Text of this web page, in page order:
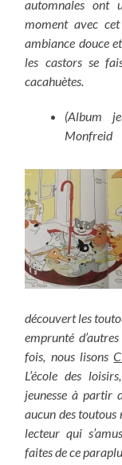
automnales ont
moment avec
ambiance douce
les castors se
cacahuètes.
(Album
Monfreid
découvert les
emprunté
fois, nous lisons
L’école des
jeunesse à partir
aucun des toutous
lecteur qui
faites de ce